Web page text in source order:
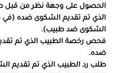
الحصول على وجهة نظر من قبل
الذي تم تقديم الشكوى ضده (في
الشكوى ضد طبيب).
فحص رخصة الطبيب الذي تم
ضده.
طلب رد الطبيب الذي تم تقديم